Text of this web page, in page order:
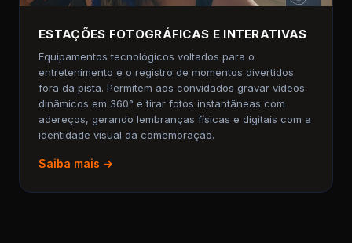
ESTAÇÕES FOTOGRÁFICAS E INTERATIVAS
Equipamentos tecnológicos voltados para o
entretenimento e o registro de momentos divertidos
fora da pista. Permitem aos convidados gravar vídeos
dinâmicos em 360° e tirar fotos instantâneas com
adereços, gerando lembranças físicas e digitais com a
identidade visual da comemoração.
Saiba mais →